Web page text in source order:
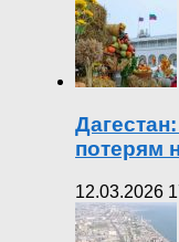
потерям
12.03.2026